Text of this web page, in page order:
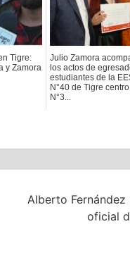
Tigre:
y Zamora
Julio Zamora
los actos de
estudiantes de la
N°40 de Tigre
N°3...
Alberto
oficial